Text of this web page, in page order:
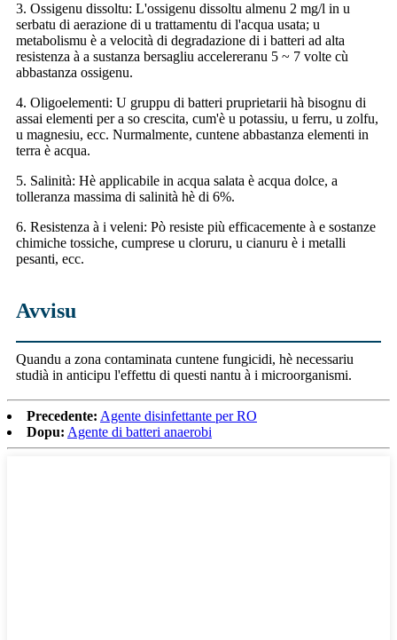
3. Ossigenu dissoltu: L'ossigenu dissoltu almenu 2 mg/l in u
serbatu di aerazione di u trattamentu di l'acqua usata; u
metabolismu è a velocità di degradazione di i batteri ad alta
resistenza à a sustanza bersagliu accelereranu 5 ~ 7 volte cù
abbastanza ossigenu.
4. Oligoelementi: U gruppu di batteri pruprietarii hà bisognu di
assai elementi per a so crescita, cum'è u potassiu, u ferru, u zolfu,
u magnesiu, ecc. Nurmalmente, cuntene abbastanza elementi in
terra è acqua.
5. Salinità: Hè applicabile in acqua salata è acqua dolce, a
tolleranza massima di salinità hè di 6%.
6. Resistenza à i veleni: Pò resiste più efficacemente à e sostanze
chimiche tossiche, cumprese u cloruru, u cianuru è i metalli
pesanti, ecc.
Avvisu
Quandu a zona contaminata cuntene fungicidi, hè necessariu
studià in anticipu l'effettu di questi nantu à i microorganismi.
Precedente: Agente disinfettante per RO
Dopu: Agente di batteri anaerobi